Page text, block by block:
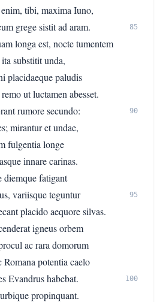
tibi, maxima Iuno,
grege sistit ad aram.
85
longa est, nocte tumentem
substitit unda,
placidaeque paludis
ut luctamen abesset.
rumore secundo:
90
mirantur et undae,
fulgentia longe
innare carinas.
fatigant
variisque teguntur
95
placido aequore silvas.
igneus orbem
ac rara domorum
potentia caelo
Evandrus habebat.
100
propinquant.